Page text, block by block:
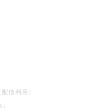
信利用）